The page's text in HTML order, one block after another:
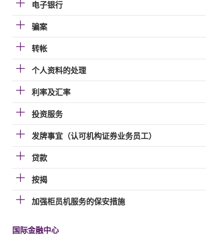
电子银行
骗案
转帐
个人资料的处理
利率及汇率
投资服务
发牌事宜（认可机构证券业务员工）
贷款
按揭
加强柜员机服务的保安措施
国际金融中心